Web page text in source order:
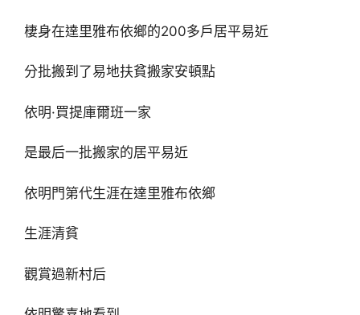
棲身在達里雅布依鄉的200多戶居平易近
分批搬到了易地扶貧搬家安頓點
依明·買提庫爾班一家
是最后一批搬家的居平易近
依明門第代生涯在達里雅布依鄉
生涯清貧
觀賞過新村后